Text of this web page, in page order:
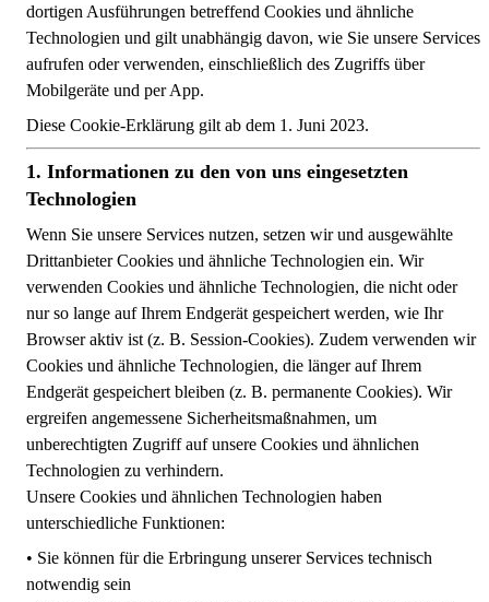
dortigen Ausführungen betreffend Cookies und ähnliche
Technologien und gilt unabhängig davon, wie Sie unsere Services
aufrufen oder verwenden, einschließlich des Zugriffs über
Mobilgeräte und per App.
Diese Cookie-Erklärung gilt ab dem 1. Juni 2023.
Informationen zu den von uns eingesetzten
Technologien
Wenn Sie unsere Services nutzen, setzen wir und ausgewählte
Drittanbieter Cookies und ähnliche Technologien ein. Wir
verwenden Cookies und ähnliche Technologien, die nicht oder
nur so lange auf Ihrem Endgerät gespeichert werden, wie Ihr
Browser aktiv ist (z. B. Session-Cookies). Zudem verwenden wir
Cookies und ähnliche Technologien, die länger auf Ihrem
Endgerät gespeichert bleiben (z. B. permanente Cookies). Wir
ergreifen angemessene Sicherheitsmaßnahmen, um
unberechtigten Zugriff auf unsere Cookies und ähnlichen
Technologien zu verhindern.
Unsere Cookies und ähnlichen Technologien haben
unterschiedliche Funktionen:
• Sie können für die Erbringung unserer Services technisch
notwendig sein